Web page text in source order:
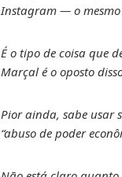
Instagram — o mesmo
É o tipo de coisa que
Marçal é o oposto
Pior ainda, sabe usar
“abuso de poder